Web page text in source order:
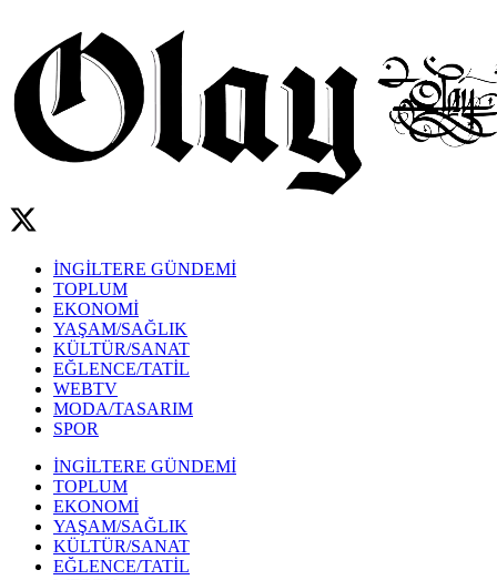
İNGİLTERE GÜNDEMİ
TOPLUM
EKONOMİ
YAŞAM/SAĞLIK
KÜLTÜR/SANAT
EĞLENCE/TATİL
WEBTV
MODA/TASARIM
SPOR
İNGİLTERE GÜNDEMİ
TOPLUM
EKONOMİ
YAŞAM/SAĞLIK
KÜLTÜR/SANAT
EĞLENCE/TATİL